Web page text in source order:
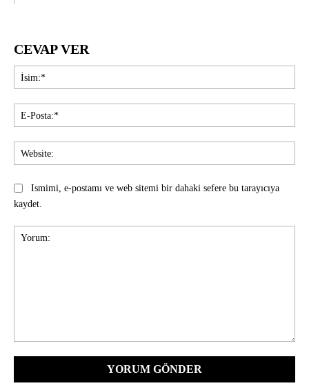
CEVAP VER
Ismimi, e-postamı ve web sitemi bir dahaki sefere bu tarayıcıya
kaydet.